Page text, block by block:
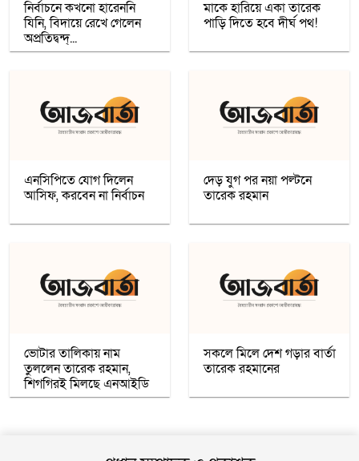
কাশ্মীরে কলেজ বন্ধ করলো ভারত
উগান্ডার নির্বাচনে বিরোধী প্রার্থী ববি ওয়াইনকে
জোরপূর্বক তুলে নেওয়ার অভিযোগ
বিহারে সড়ক দুর্ঘটনায় সপ্তম শ্রেণির ছাত্র নিহত,
সাহায্যের বদলে মাছ লুট
চার খনি থেকে ৭৮ লাখ আউন্স সোনা উত্তোলন
সৌদি রাষ্ট্রীয় কোম্পানি মা’আদেনের
নির্বাচনে কখনো হারেননি
যিনি, বিদায়ে রেখে গেলেন
অপ্রতিদ্বন্দ্...
মাকে হারিয়ে একা তারেক
পাড়ি দিতে হবে দীর্ঘ পথ!
এনসিপিতে যোগ দিলেন
আসিফ, করবেন না নির্বাচন
দেড় যুগ পর নয়া পল্টনে
তারেক রহমান
ভোটার তালিকায় নাম
তুললেন তারেক রহমান,
শিগগিরই মিলছে এনআইডি
সকলে মিলে দেশ গড়ার বার্তা
তারেক রহমানের